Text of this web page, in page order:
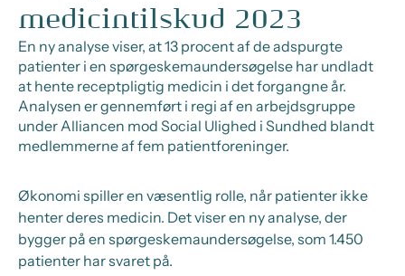
medicintilskud 2023
En ny analyse viser, at 13 procent af de adspurgte
patienter i en spørgeskemaundersøgelse har undladt
at hente receptpligtig medicin i det forgangne år.
Analysen er gennemført i regi af en arbejdsgruppe
under Alliancen mod Social Ulighed i Sundhed blandt
medlemmerne af fem patientforeninger.
Økonomi spiller en væsentlig rolle, når patienter ikke
henter deres medicin. Det viser en ny analyse, der
bygger på en spørgeskemaundersøgelse, som 1.450
patienter har svaret på.